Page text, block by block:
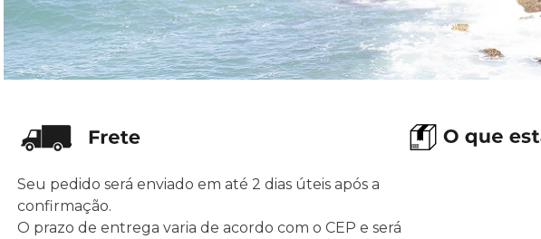
Seu pedido será enviado em até 2 dias úteis após a
confirmação.
O prazo de entrega varia de acordo com o CEP e será